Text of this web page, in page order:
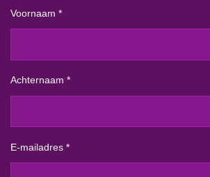
Voornaam *
Achternaam *
E-mailadres *